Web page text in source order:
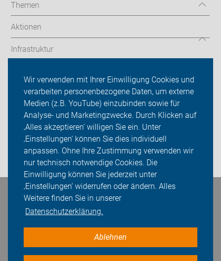
Wir verwenden mit Ihrer Einwilligung Cookies und
verarbeiten personenbezogene Daten, um externe
Medien (z.B. YouTube) einzubinden sowie für
Analyse- und Marketingzwecke. Durch Klicken auf
‚Alles akzeptieren‘ willigen Sie ein. Unter
‚Einstellungen‘ können Sie dies individuell
anpassen. Ohne Ihre Zustimmung verwenden wir
nur technisch notwendige Cookies. Die
Einwilligung können Sie jederzeit unter
‚Einstellungen‘ widerrufen oder ändern. Alles
Weitere finden Sie in unserer
Datenschutzerklärung.
Ablehnen
Themen
Aktionen
Infrastruktur
ADFC Burgwedel
Sei dabei
Presse
Login
Bleiben Sie in Kontakt